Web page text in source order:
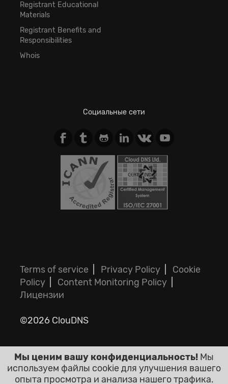
Registrant Educational
Materials
Registrant Benefits and
Responsibilities
Whois
Социальные сети
Terms of service Privacy Policy
Cookie
Policy
Content Monitoring Policy
Лицензии
©2026 ClouDNS
Мы ценим вашу конфиденциальность! Мы
используем файлы cookie для улучшения вашего
опыта просмотра и анализа нашего трафика.